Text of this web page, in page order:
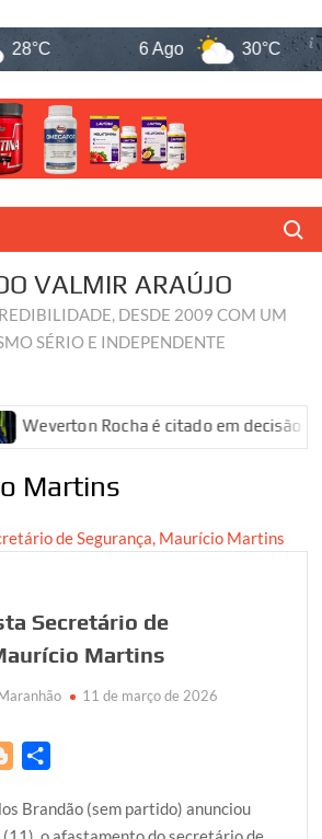
6 Ago 30°C
VALMIR ARAÚJO
DESDE 2009 COM UM
SÉRIO E INDEPENDENTE
Weverton Rocha é citado em decisão
Martins
Secretário de
Martins
11 de março de 2026
o
a
Brandão (sem partido) anunciou